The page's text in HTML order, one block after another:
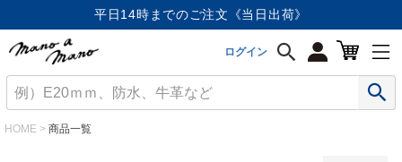
平日14時までのご注文《当日出荷》
ログイン
HOME 商品一覧
価格が安い順
価格が高い順
優先度順
キーワードヒット順